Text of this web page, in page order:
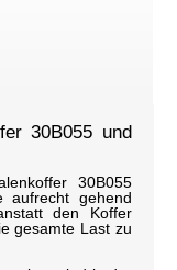
30B055 und
30B055
aufrecht gehend
den Koffer
gesamte Last zu